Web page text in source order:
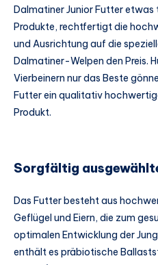
Dalmatiner Junior Futter etwas
Produkte, rechtfertigt die
und Ausrichtung auf die
Dalmatiner-Welpen den Preis.
Vierbeinern nur das Beste
Futter ein qualitativ
Produkt.
Sorgfältig
Das Futter besteht aus
Geflügel und Eiern, die zum
optimalen Entwicklung der
enthält es präbiotische